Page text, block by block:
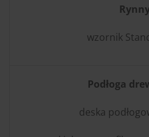
wzornik
Podłoga
deska